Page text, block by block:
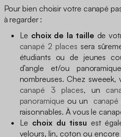
Pour bien choisir votre canapé
à regarder :
Le choix de la taille de
canapé 2 places sera
étudiants ou de jeunes
d’angle et/ou
nombreuses. Chez
canapé 3 places, un
panoramique ou un canapé
raisonnables. À vous le
Le choix du tissu est
velours, lin, coton ou